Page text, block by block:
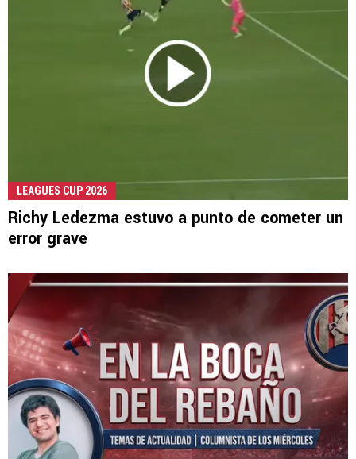
LEAGUES CUP 2026
Richy Ledezma estuvo a punto de cometer un
error grave